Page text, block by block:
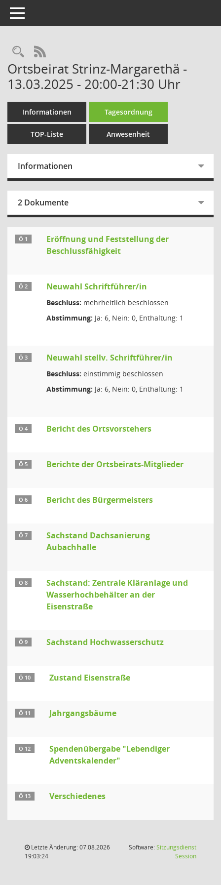
Toggle navigation
Rechercheauswahl
RSS-Feed
Ortsbeirat Strinz-Margarethä -
13.03.2025 - 20:00-21:30 Uhr
Informationen Tagesordnung
TOP-Liste Anwesenheit
Informationen
2 Dokumente
Ö 1
Eröffnung und Feststellung der
Beschlussfähigkeit
Ö 2 Neuwahl Schriftführer/in
Beschluss: mehrheitlich beschlossen
Abstimmung: Ja: 6, Nein: 0, Enthaltung: 1
Ö 3 Neuwahl stellv. Schriftführer/in
Beschluss: einstimmig beschlossen
Abstimmung: Ja: 6, Nein: 0, Enthaltung: 1
Ö 4 Bericht des Ortsvorstehers
Ö 5 Berichte der Ortsbeirats-Mitglieder
Ö 6 Bericht des Bürgermeisters
Ö 7
Sachstand Dachsanierung
Aubachhalle
Ö 8
Sachstand: Zentrale Kläranlage und
Wasserhochbehälter an der
Eisenstraße
Ö 9 Sachstand Hochwasserschutz
Ö 10 Zustand Eisenstraße
Ö 11 Jahrgangsbäume
Ö 12
Spendenübergabe "Lebendiger
Adventskalender"
Ö 13 Verschiedenes
Letzte Änderung: 07.08.2026
19:03:24
Software:Sitzungsdienst
Session(Wird in